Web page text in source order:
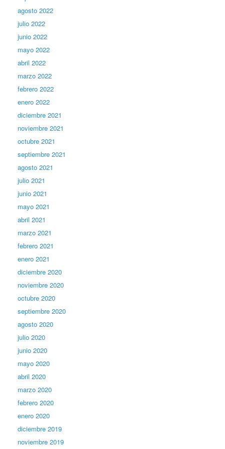
agosto 2022
julio 2022
junio 2022
mayo 2022
abril 2022
marzo 2022
febrero 2022
enero 2022
diciembre 2021
noviembre 2021
octubre 2021
septiembre 2021
agosto 2021
julio 2021
junio 2021
mayo 2021
abril 2021
marzo 2021
febrero 2021
enero 2021
diciembre 2020
noviembre 2020
octubre 2020
septiembre 2020
agosto 2020
julio 2020
junio 2020
mayo 2020
abril 2020
marzo 2020
febrero 2020
enero 2020
diciembre 2019
noviembre 2019